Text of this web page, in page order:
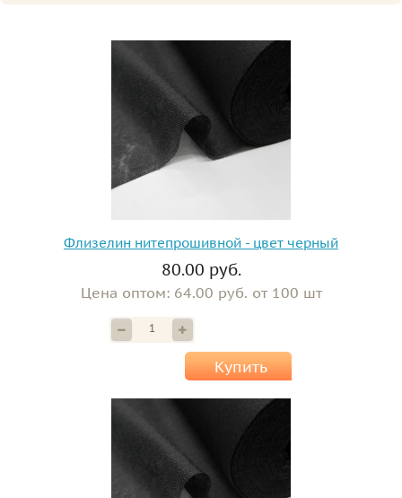
Флизелин нитепрошивной - цвет черный
80.00 руб.
Цена оптом: 64.00 руб. от 100 шт
Купить